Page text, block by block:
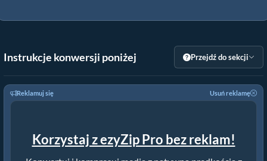
Instrukcje konwersji poniżej Przejdź do sekcji
Reklamuj się Usuń reklamę
Korzystaj z ezyZip Pro bez reklam!